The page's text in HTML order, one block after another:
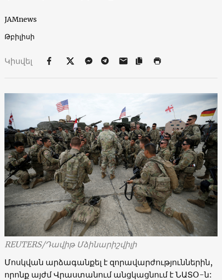
JAMnews
Թբիլիսի
Կիսվել
REUTERS/Դավիթ Մձինարիշվիլի
Մոսկվան արձագանքել է զորավարժություններին,
որոնք այժմ Վրաստանում անցկացնում է ՆԱՏՕ-ն: